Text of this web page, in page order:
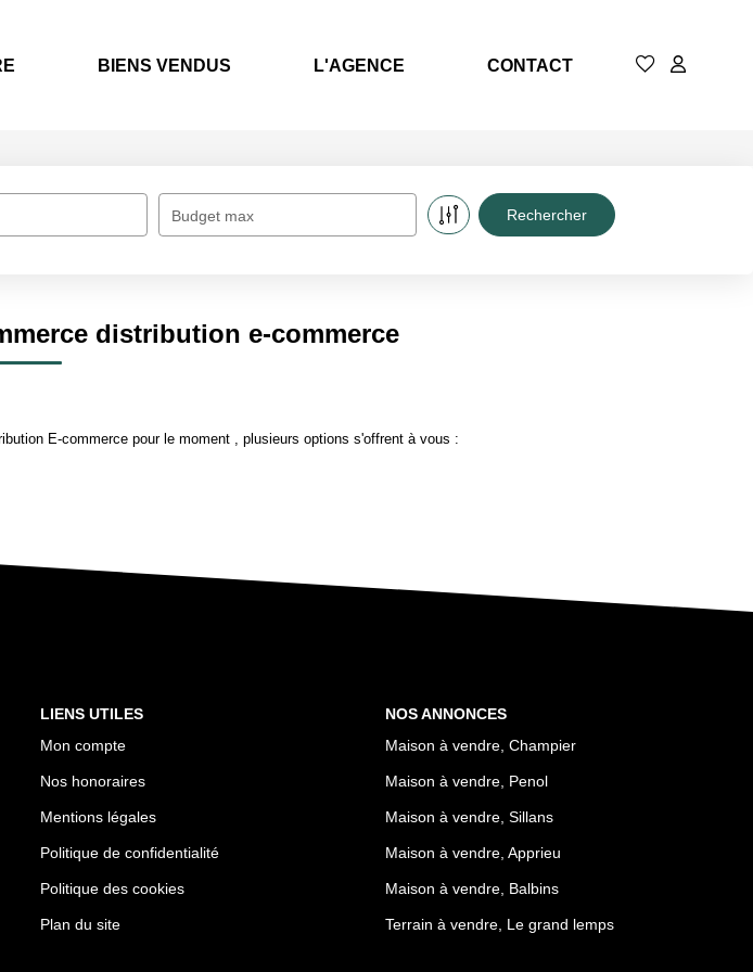
BIENS VENDUS L'AGENCE CONTACT
Budget max
distribution e-commerce
E-commerce pour le moment , plusieurs options s'offrent à vous :
LIENS UTILES
Mon compte
Nos honoraires
Mentions légales
Politique de confidentialité
Politique des cookies
Plan du site
NOS ANNONCES
Maison à vendre, Champier
Maison à vendre, Penol
Maison à vendre, Sillans
Maison à vendre, Apprieu
Maison à vendre, Balbins
Terrain à vendre, Le grand lemps